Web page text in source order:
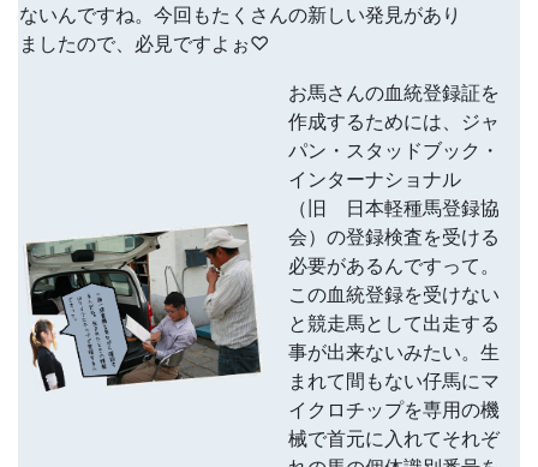
ないんですね。今回もたくさんの新しい発見があり
ましたので、必見ですよぉ♡
お馬さんの血統登録証を
作成するためには、ジャ
パン・スタッドブック・
インターナショナル
（旧 日本軽種馬登録協
会）の登録検査を受ける
必要があるんですって。
この血統登録を受けない
と競走馬として出走する
事が出来ないみたい。生
まれて間もない仔馬にマ
イクロチップを専用の機
械で首元に入れてそれぞ